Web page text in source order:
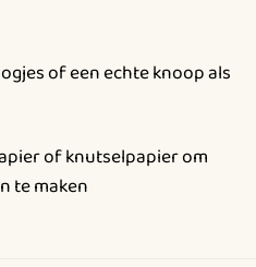
of een echte knoop als
of knutselpapier om
te maken